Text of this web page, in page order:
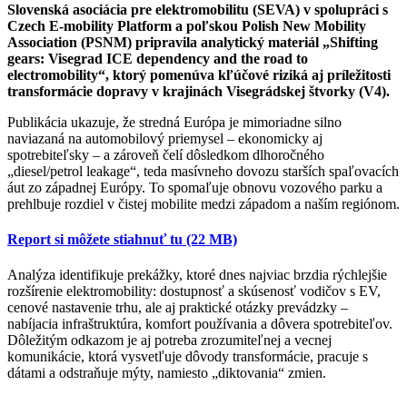
Slovenská asociácia pre elektromobilitu (SEVA) v spolupráci s
Czech E-mobility Platform a poľskou Polish New Mobility
Association (PSNM) pripravila analytický materiál „Shifting
gears: Visegrad ICE dependency and the road to
electromobility“, ktorý pomenúva kľúčové riziká aj príležitosti
transformácie dopravy v krajinách Visegrádskej štvorky (V4).
Publikácia ukazuje, že stredná Európa je mimoriadne silno
naviazaná na automobilový priemysel – ekonomicky aj
spotrebiteľsky – a zároveň čelí dôsledkom dlhoročného
„diesel/petrol leakage“, teda masívneho dovozu starších spaľovacích
áut zo západnej Európy. To spomaľuje obnovu vozového parku a
prehlbuje rozdiel v čistej mobilite medzi západom a naším regiónom.
Report si môžete stiahnuť tu (22 MB)
Analýza identifikuje prekážky, ktoré dnes najviac brzdia rýchlejšie
rozšírenie elektromobility: dostupnosť a skúsenosť vodičov s EV,
cenové nastavenie trhu, ale aj praktické otázky prevádzky –
nabíjacia infraštruktúra, komfort používania a dôvera spotrebiteľov.
Dôležitým odkazom je aj potreba zrozumiteľnej a vecnej
komunikácie, ktorá vysvetľuje dôvody transformácie, pracuje s
dátami a odstraňuje mýty, namiesto „diktovania“ zmien.